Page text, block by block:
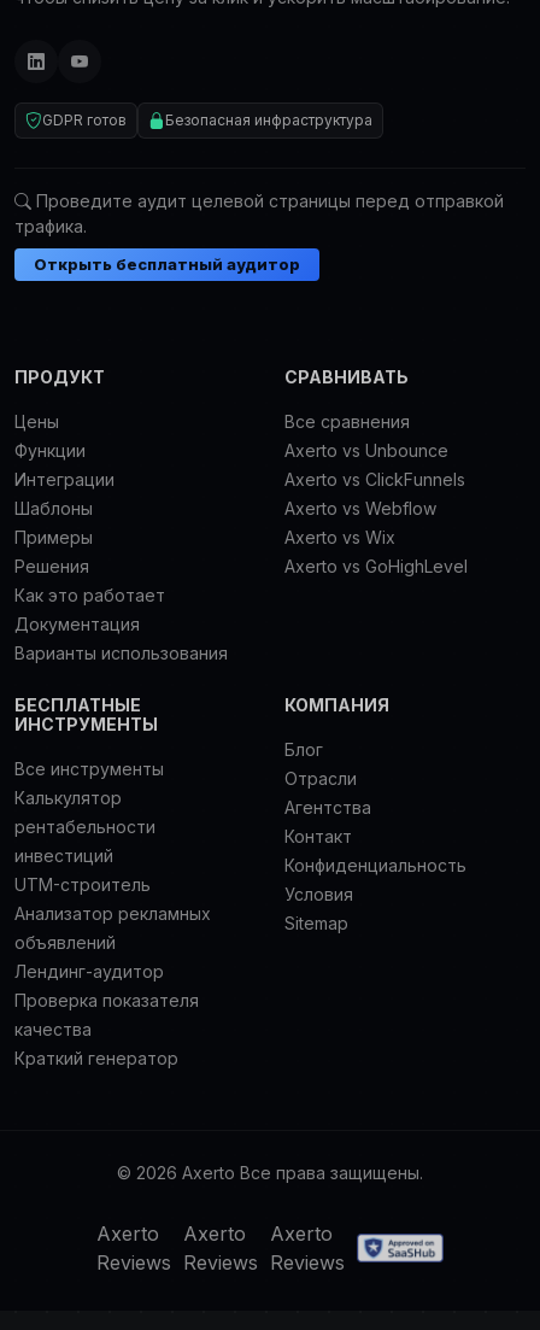
GDPR готов Безопасная инфраструктура
Проведите аудит целевой страницы перед отправкой
трафика.
Открыть бесплатный аудитор
ПРОДУКТ
Цены
Функции
Интеграции
Шаблоны
Примеры
Решения
Как это работает
Документация
Варианты использования
СРАВНИВАТЬ
Все сравнения
Axerto vs Unbounce
Axerto vs ClickFunnels
Axerto vs Webflow
Axerto vs Wix
Axerto vs GoHighLevel
БЕСПЛАТНЫЕ
ИНСТРУМЕНТЫ
Все инструменты
Калькулятор
рентабельности
инвестиций
UTM-строитель
Анализатор рекламных
объявлений
Лендинг-аудитор
Проверка показателя
качества
Краткий генератор
КОМПАНИЯ
Блог
Отрасли
Агентства
Контакт
Конфиденциальность
Условия
Sitemap
© 2026 Axerto Все права защищены.
Axerto
Reviews
Axerto
Reviews
Axerto
Reviews